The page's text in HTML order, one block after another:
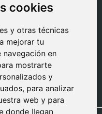
cookies
y otras técnicas
mejorar tu
navegación en
mostrarte
y
para analizar
web y para
donde llegan
cookies
y otras técnicas
mejorar tu
navegación en
mostrarte
y
para analizar
web y para
donde llegan
Colmenar Viejo,